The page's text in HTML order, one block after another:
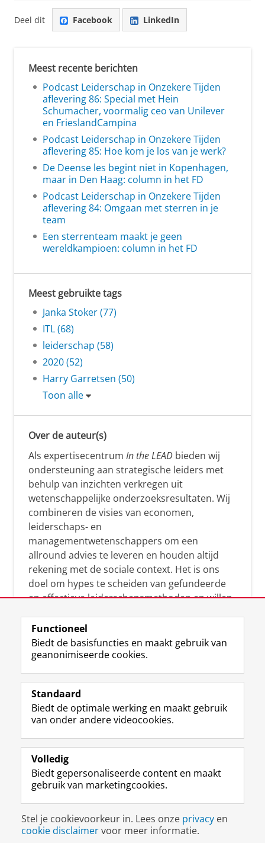
Deel dit Facebook LinkedIn
Meest recente berichten
Podcast Leiderschap in Onzekere Tijden
aflevering 86: Special met Hein
Schumacher, voormalig ceo van Unilever
en FrieslandCampina
Podcast Leiderschap in Onzekere Tijden
aflevering 85: Hoe kom je los van je werk?
De Deense les begint niet in Kopenhagen,
maar in Den Haag: column in het FD
Podcast Leiderschap in Onzekere Tijden
aflevering 84: Omgaan met sterren in je
team
Een sterrenteam maakt je geen
wereldkampioen: column in het FD
Meest gebruikte tags
Janka Stoker (77)
ITL (68)
leiderschap (58)
2020 (52)
Harry Garretsen (50)
Toon alle
Over de auteur(s)
Als expertisecentrum In the LEAD bieden wij
ondersteuning aan strategische leiders met
behulp van inzichten verkregen uit
wetenschappelijke onderzoeksresultaten. Wij
combineren de visies van economen,
leiderschaps- en
managementwetenschappers om een
allround advies te leveren en houden altijd
rekening met de sociale context. Het is ons
doel om hypes te scheiden van gefundeerde
en effectieve leiderschapsmethoden en willen
manier te reageren op economische en
maatschappelijke kwesties. Samen tillen wij
het leiderschap in uw organisatie naar een
i
d
I
Disclaimer & Copyright
Inloggen
Functioneel
Biedt de basisfuncties en maakt gebruik van
geanonimiseerde cookies.
Standaard
Biedt de optimale werking en maakt gebruik
van onder andere videocookies.
Volledig
Biedt gepersonaliseerde content en maakt
gebruik van marketingcookies.
Stel je cookievoorkeur in. Lees onze privacy en
cookie disclaimervoor meer informatie.